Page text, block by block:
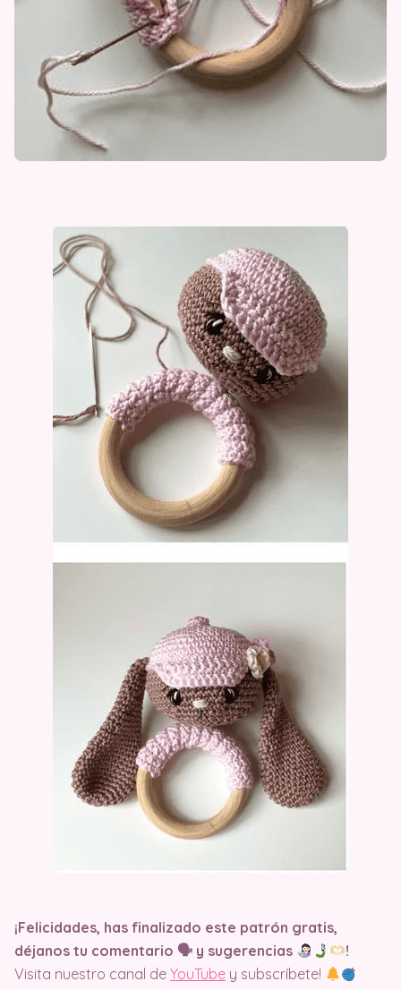
¡Felicidades, has finalizado este patrón gratis,
déjanos tu comentario 🗣 y sugerencias
​!
Visita nuestro canal de YouTube y subscríbete!